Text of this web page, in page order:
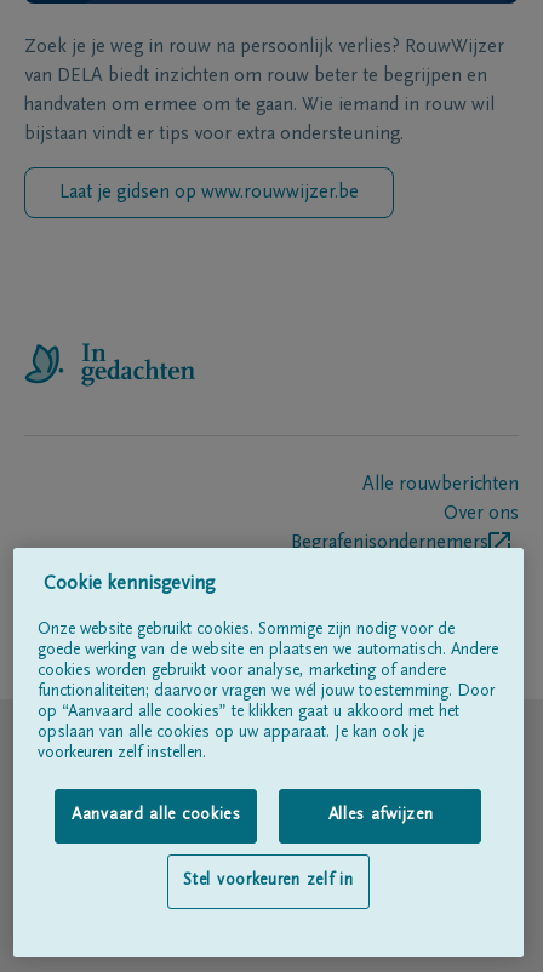
Zoek je je weg in rouw na persoonlijk verlies? RouwWijzer
van DELA biedt inzichten om rouw beter te begrijpen en
handvaten om ermee om te gaan. Wie iemand in rouw wil
bijstaan vindt er tips voor extra ondersteuning.
Laat je gidsen op www.rouwwijzer.be
Alle rouwberichten
Over ons
Begrafenisondernemers
Volg ons op
© DELA
Gebruiksvoorwaarden
Privacyverklaring
Toegankelijkheidsverklaring
Cookie kennisgeving
Onze website gebruikt cookies. Sommige zijn nodig voor de
goede werking van de website en plaatsen we automatisch. Andere
cookies worden gebruikt voor analyse, marketing of andere
functionaliteiten; daarvoor vragen we wél jouw toestemming. Door
op “Aanvaard alle cookies” te klikken gaat u akkoord met het
opslaan van alle cookies op uw apparaat. Je kan ook je
voorkeuren zelf instellen.
Aanvaard alle cookies Alles afwijzen
Stel voorkeuren zelf in